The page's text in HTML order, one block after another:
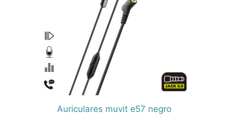
Auriculares muvit e57 negro